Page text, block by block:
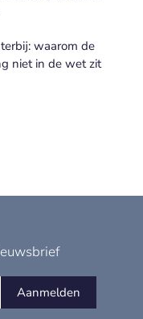
waarom de
niet in de wet zit
Aanmelden